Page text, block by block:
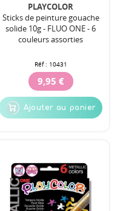
PLAYCOLOR
Sticks de peinture gouache
solide 10g - FLUO ONE - 6
couleurs assorties
Réf : 10431
9,95 €
Ajouter au panier